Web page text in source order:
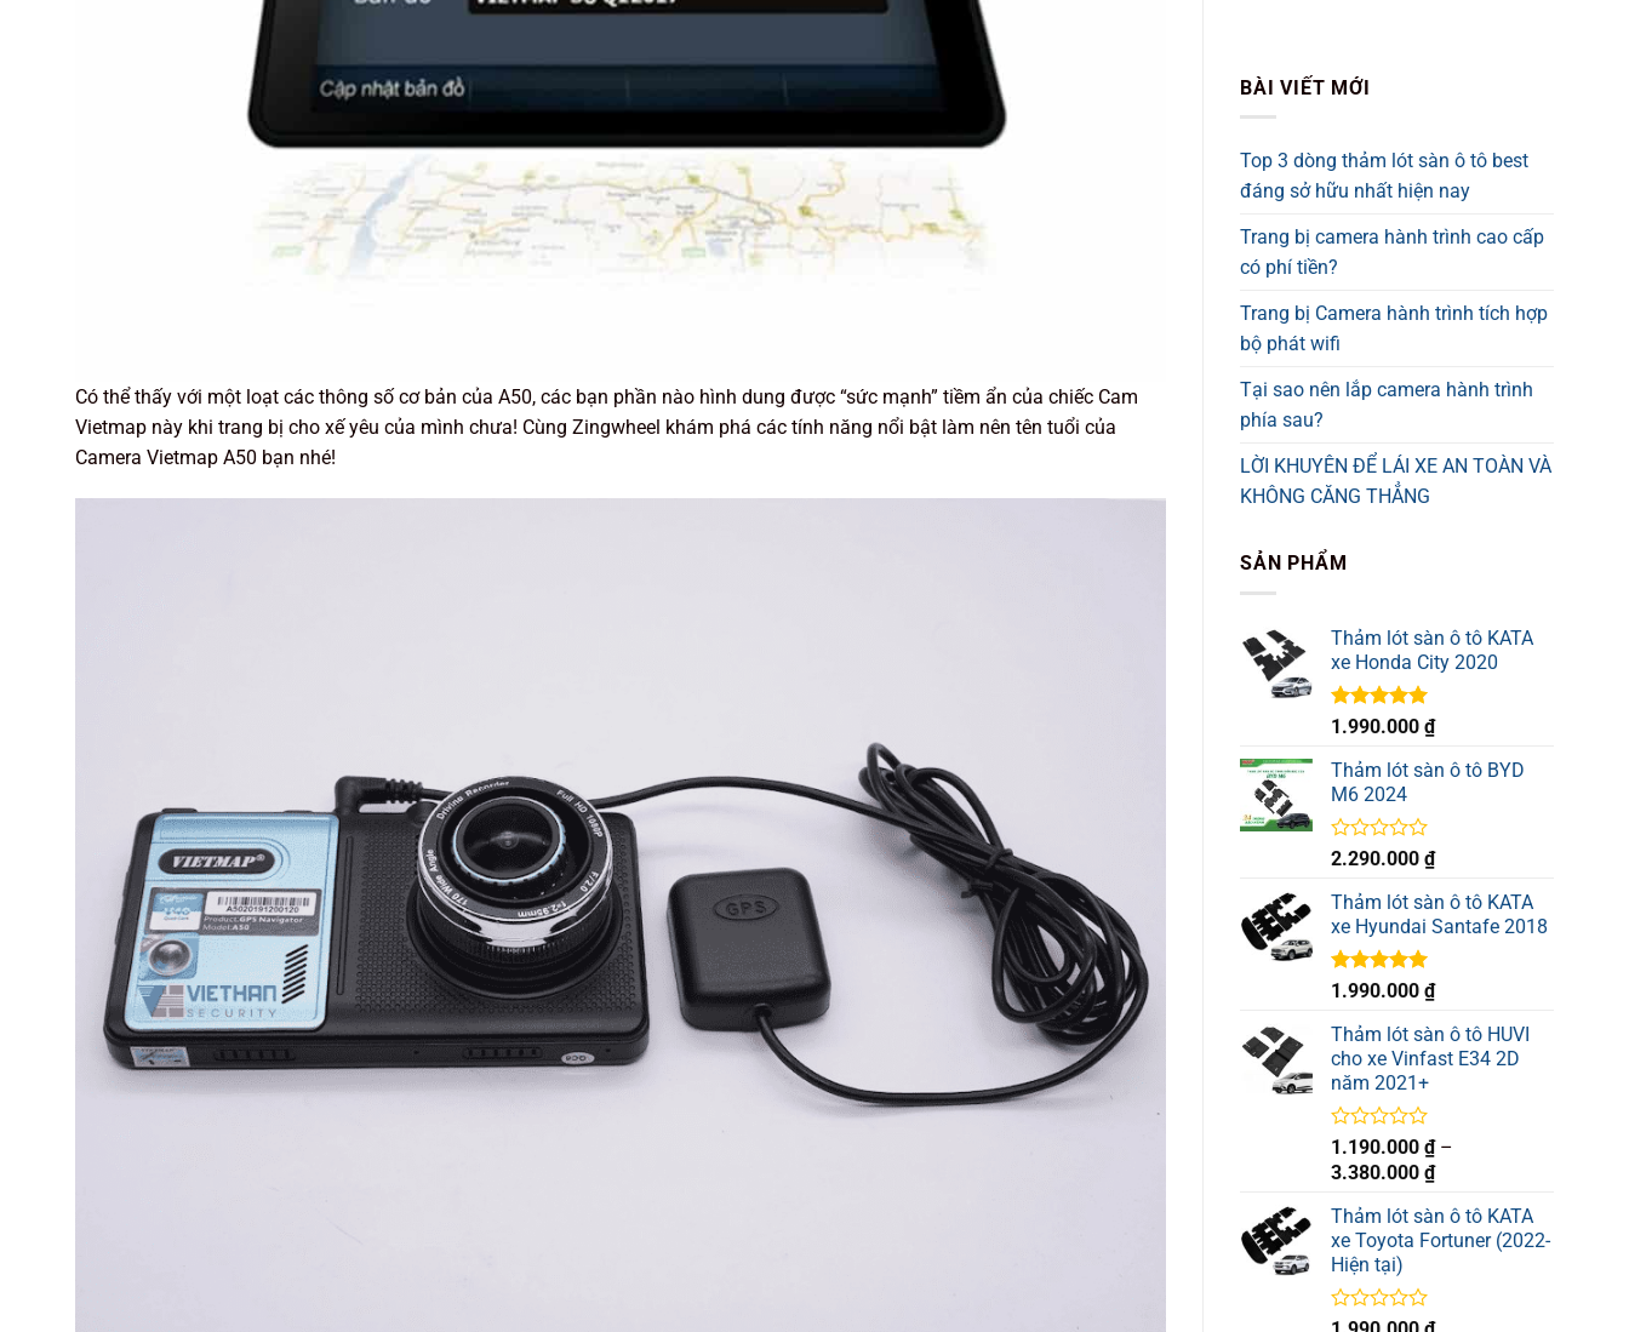
Có thể thấy với một loạt các thông số cơ bản của A50, các bạn phần nào hình dung được “sức mạnh” tiềm ẩn của chiếc Cam
Vietmap này khi trang bị cho xế yêu của mình chưa! Cùng Zingwheel khám phá các tính năng nổi bật làm nên tên tuổi của
Camera Vietmap A50 bạn nhé!
BÀI VIẾT MỚI
Top 3 dòng thảm lót sàn ô tô best
đáng sở hữu nhất hiện nay
Trang bị camera hành trình cao cấp
có phí tiền?
Trang bị Camera hành trình tích hợp
bộ phát wifi
Tại sao nên lắp camera hành trình
phía sau?
LỜI KHUYÊN ĐỂ LÁI XE AN TOÀN VÀ
KHÔNG CĂNG THẲNG
SẢN PHẨM
Thảm lót sàn ô tô KATA
xe Honda City 2020
Được xếp
5 sao
1.990.000 ₫
Thảm lót sàn ô tô BYD
M6 2024
Được
hạng
0
5
sao
2.290.000 ₫
Thảm lót sàn ô tô KATA
xe Hyundai Santafe 2018
Được xếp
5 sao
1.990.000 ₫
Thảm lót sàn ô tô HUVI
cho xe Vinfast E34 2D
năm 2021+
Được
xếp
hạng
5
sao
1.190.000 ₫ –
3.380.000 ₫Khoảng
từ
1.190.000 ₫
Thảm lót sàn ô tô KATA
xe Toyota Fortuner (2022-
Hiện tại)
Được